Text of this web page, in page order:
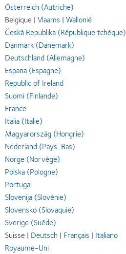
Österreich (Autriche)
Belgique | Vlaams | Wallonië
Česká Republika (République tchèque)
Danmark (Danemark)
Deutschland (Allemagne)
España (Espagne)
Republic of Ireland
Suomi (Finlande)
France
Italia (Italie)
Magyarország (Hongrie)
Nederland (Pays-Bas)
Norge (Norvège)
Polska (Pologne)
Portugal
Slovenija (Slovénie)
Slovensko (Slovaquie)
Sverige (Suède)
Suisse | Deutsch | Français | Italiano
Royaume-Uni